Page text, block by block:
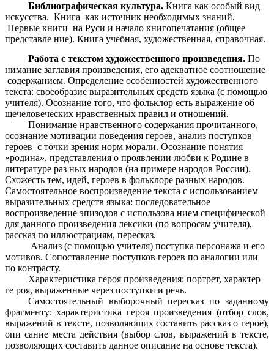
Библиографическая культура.Книга как особый вид
искусства. Книга как источник необходимых знаний.
Первые книги на Руси и начало книгопечатания (общее
представле ние). Книга учебная, художественная, справочная.
Работа с текстом художественного произведения.По
нимание заглавия произведения, его адекватное соотношение
содержанием. Определение особенностей художественного
текста: своеобразие выразительных средств языка (с помощью
учителя). Осознание того, что фольклор есть выражение об
щечеловеческих нравственных правил и отношений.
Понимание нравственного содержания прочитанного,
осознание мотивации поведения героев, анализ поступков
героев с точки зрения норм морали. Осознание понятия
«родина», представления о проявлении любви к Родине в
литературе раз ных народов (на примере народов России).
Схожесть тем, идей, героев в фольклоре разных народов.
Самостоятельное воспроизведение текста с использованием
выразительных средств языка: последовательное
воспроизведение эпизодов с использова нием специфической
для данного произведения лексики (по вопросам учителя),
рассказ по иллюстрациям, пересказ.
Анализ (с помощью учителя) поступка персонажа и его
мотивов. Сопоставление поступков героев по аналогии или
по контрасту.
Характеристика героя произведения: портрет, характер
ге роя, выраженные через поступки и речь.
Самостоятельный выборочный пересказ по заданному
фрагменту: характеристика героя произведения (отбор слов,
выражений в тексте, позволяющих составить рассказ о герое),
опи сание места действия (выбор слов, выражений в тексте,
позволяющих составить данное описание на основе текста).